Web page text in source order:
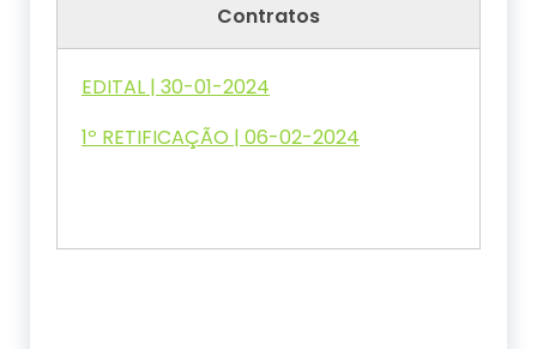
Contratos
EDITAL | 30-01-2024
1º RETIFICAÇÃO | 06-02-2024